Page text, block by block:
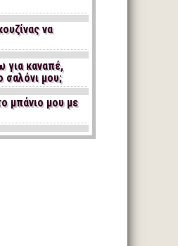
να
για καναπέ,
σαλόνι μου;
μπάνιο μου με